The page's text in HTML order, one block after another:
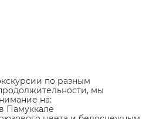
по разным
мы
на:
Памуккале